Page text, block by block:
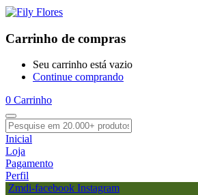
Carrinho de compras
Seu carrinho está vazio
Continue comprando
0 Carrinho
Inicial
Loja
Pagamento
Perfil
Zmdi-facebook Instagram